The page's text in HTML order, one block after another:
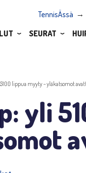
TennisÄssä
SEURAT
5100 lippua myyty – yläkatsomot
yli